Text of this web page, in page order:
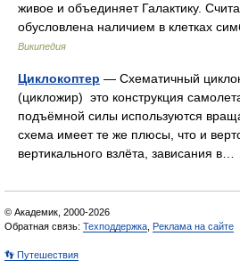
живое и объединяет Галактику.
обусловлена наличием в клетках
Википедия
Циклокоптер — Схематичный
(цикложир) это конструкция
подъёмной силы используются
схема имеет те же плюсы, что и
вертикального взлёта, зависания
© Академик, 2000-2026
Обратная связь: Техподдержка Реклама на сайте
👣 Путешествия